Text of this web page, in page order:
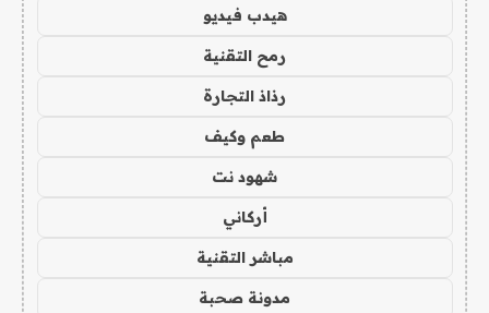
هيدب فيديو
رمح التقنية
رذاذ التجارة
طعم وكيف
شهود نت
أركاني
مباشر التقنية
مدونة صحبة